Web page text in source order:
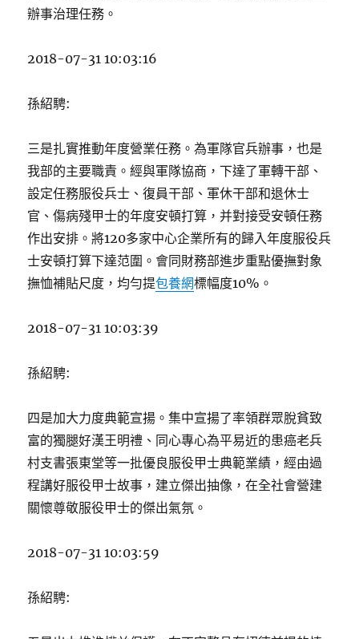
辦事治理任務。
2018-07-31 10:03:16
孫紹騁:
三是扎實推動年度營業任務。為軍隊官兵辦事，也是
我部的主要職責。經與軍隊協商，下達了軍轉干部、
設定任務服役兵士、復員干部、軍休干部和退休士
官、傷病殘甲士的年度安頓打算，并對接受安頓任務
作出安排。將120多家中心企業所有的歸入年度服役兵
士安頓打算下達范圍。會同財務部進步重點優撫對象
撫恤補貼尺度，均勻提包養網標幅度10%。
2018-07-31 10:03:39
孫紹騁:
四是加大力度典範宣揚。集中宣揚了率領群眾脫貧致
富的獨腿好漢王明禮、同心專心為平易近的患癌老兵
村支書張東堂等一批優良服役甲士典範業績，經由過
程講好服役甲士故事，建立傑出抽像，在全社會營建
關懷尊敬服役甲士的傑出氣氛。
2018-07-31 10:03:59
孫紹騁: